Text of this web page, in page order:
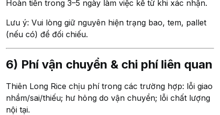
Hoàn tiền trong 3–5 ngày làm việc kể từ khi xác nhận.
Lưu ý: Vui lòng giữ nguyên hiện trạng bao, tem, pallet
(nếu có) để đối chiếu.
6) Phí vận chuyển & chi phí liên quan
Thiên Long Rice chịu phí trong các trường hợp: lỗi giao
nhầm/sai/thiếu; hư hỏng do vận chuyển; lỗi chất lượng
nội tại.